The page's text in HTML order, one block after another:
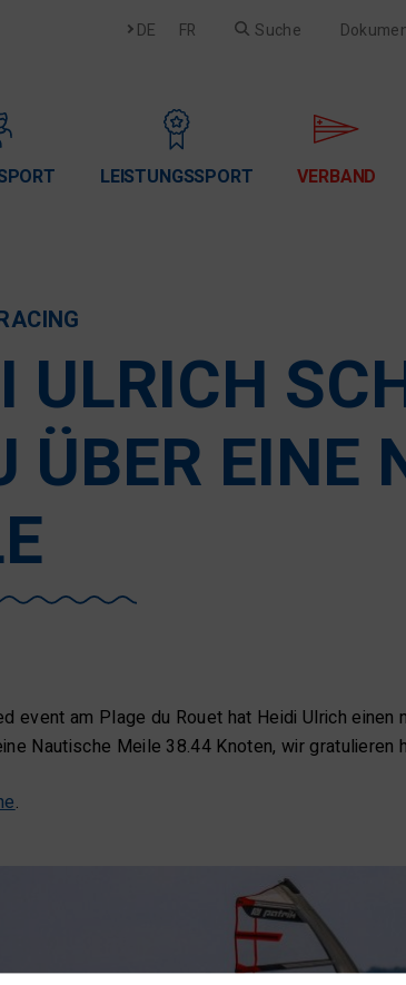
Deutsch
DE Français
FR Suche
LEISTUNGSSPORT VERBAND
ULRICH
ÜBER EINE
event am Plage du Rouet hat Heidi Ulrich
Nautische Meile 38.44 Knoten, wir gratulieren
.